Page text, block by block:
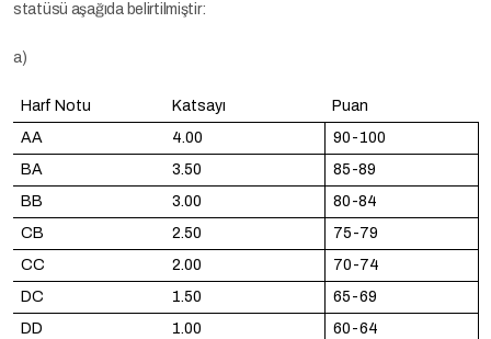
statüsü aşağıda belirtilmiştir:
a)
Harf Notu Katsayı
Puan
AA
4.00
90-100
BA
3.50
85-89
BB
3.00
80-84
CB
2.50
75-79
CC
2.00
70-74
DC
1.50
65-69
DD
1.00
60-64